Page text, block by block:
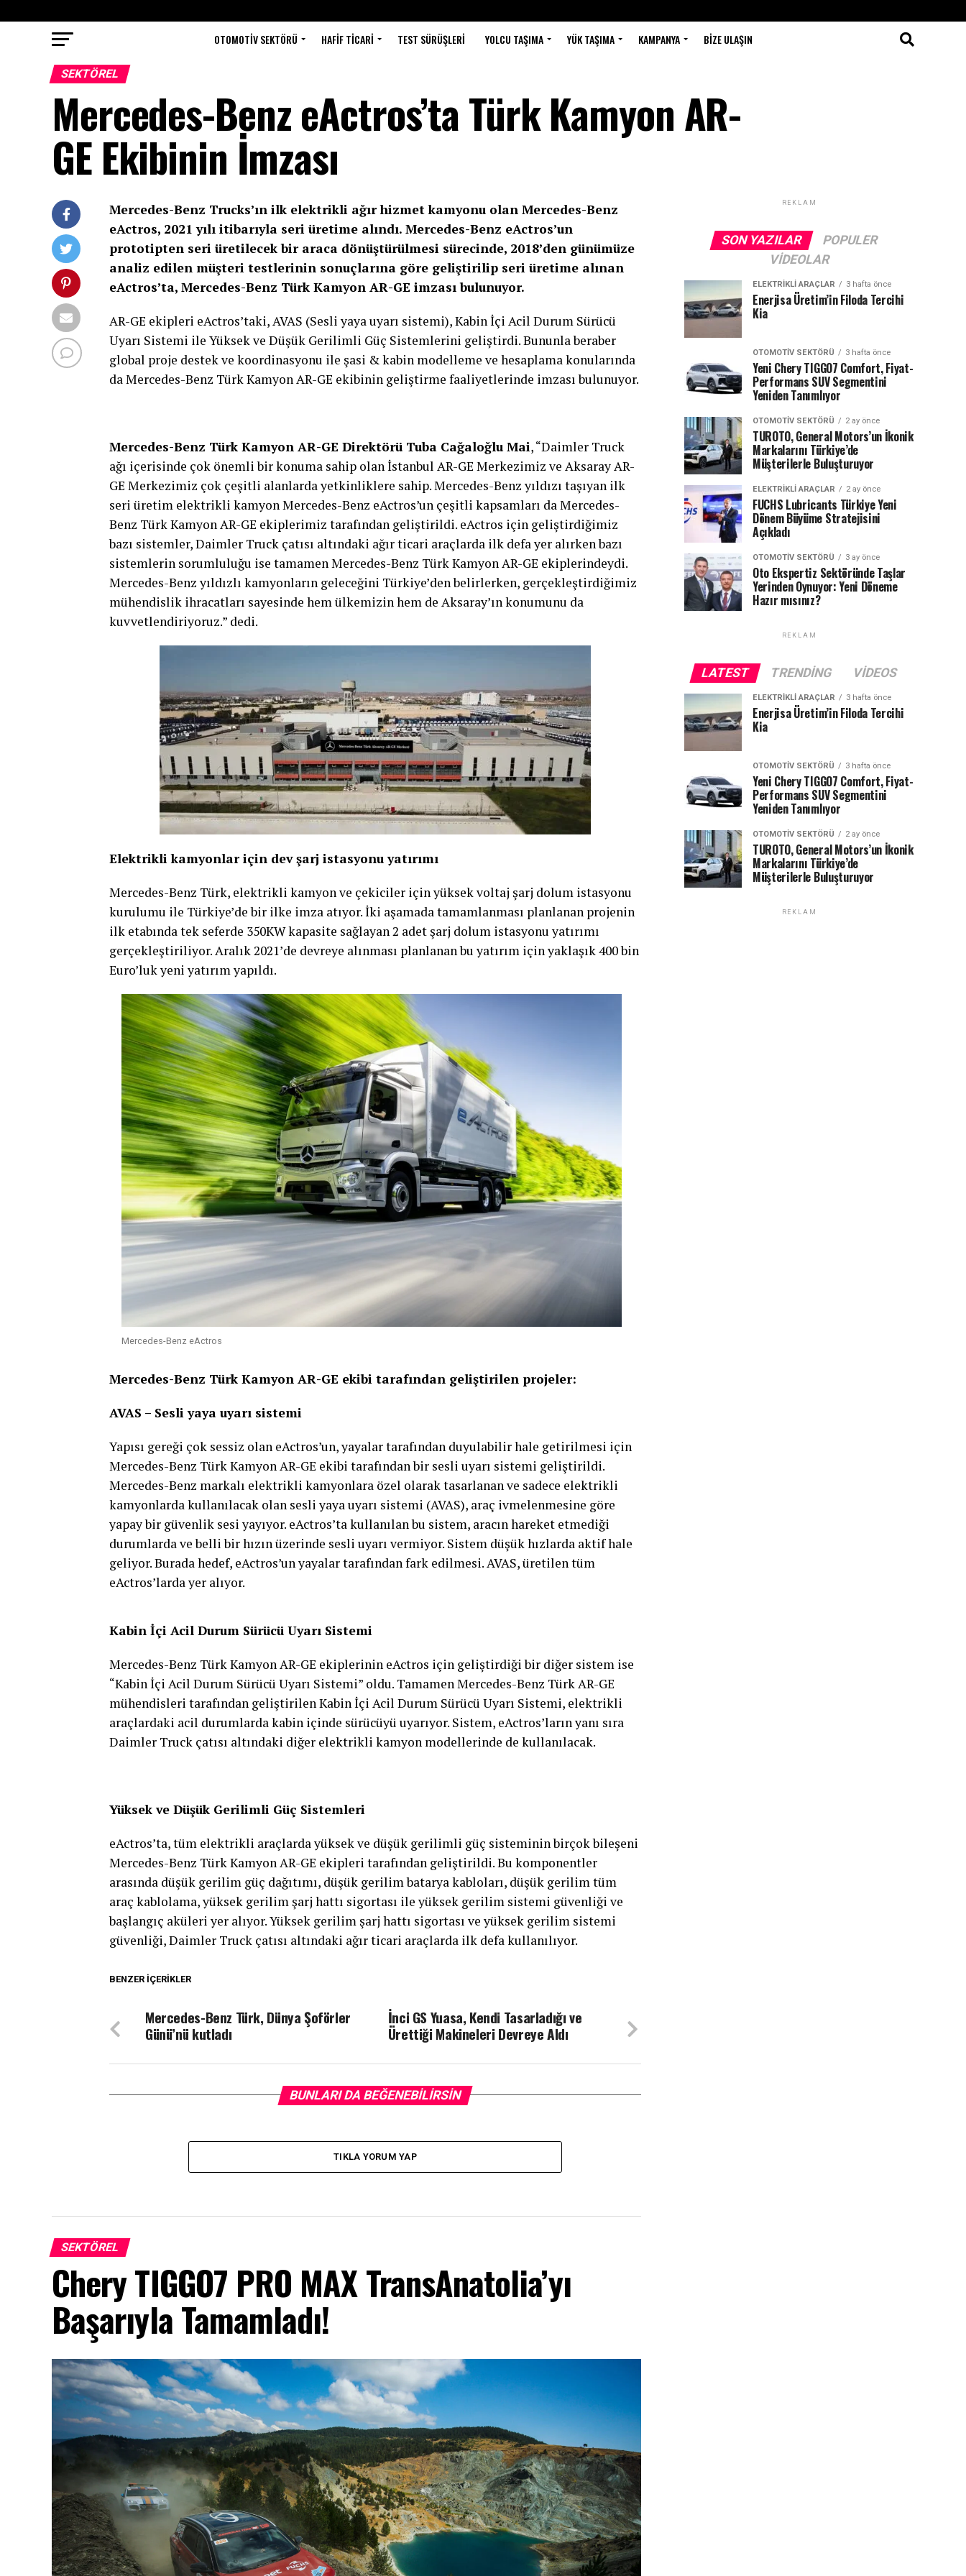
OTOMOTIV SEKTÖRÜ HAFIF TICARI TEST SÜRÜŞLERI YOLCU TAŞIMA YÜK TAŞIMA KAMPANYA BIZE ULAŞIN
SEKTÖREL
Mercedes-Benz eActros’ta Türk Kamyon AR-
GE Ekibinin İmzası
Mercedes-Benz Trucks’ın ilk elektrikli ağır hizmet kamyonu olan Mercedes-Benz
eActros, 2021 yılı itibarıyla seri üretime alındı. Mercedes-Benz eActros’un
prototipten seri üretilecek bir araca dönüştürülmesi sürecinde, 2018’den günümüze
analiz edilen müşteri testlerinin sonuçlarına göre geliştirilip seri üretime alınan
eActros’ta, Mercedes-Benz Türk Kamyon AR-GE imzası bulunuyor.
AR-GE ekipleri eActros’taki, AVAS (Sesli yaya uyarı sistemi), Kabin İçi Acil Durum Sürücü
Uyarı Sistemi ile Yüksek ve Düşük Gerilimli Güç Sistemlerini geliştirdi. Bununla beraber
global proje destek ve koordinasyonu ile şasi & kabin modelleme ve hesaplama konularında
da Mercedes-Benz Türk Kamyon AR-GE ekibinin geliştirme faaliyetlerinde imzası bulunuyor.
Mercedes-Benz Türk Kamyon AR-GE Direktörü Tuba Cağaloğlu Mai, “Daimler Truck
ağı içerisinde çok önemli bir konuma sahip olan İstanbul AR-GE Merkezimiz ve Aksaray AR-
GE Merkezimiz çok çeşitli alanlarda yetkinliklere sahip. Mercedes-Benz yıldızı taşıyan ilk
seri üretim elektrikli kamyon Mercedes-Benz eActros’un çeşitli kapsamları da Mercedes-
Benz Türk Kamyon AR-GE ekiplerimiz tarafından geliştirildi. eActros için geliştirdiğimiz
bazı sistemler, Daimler Truck çatısı altındaki ağır ticari araçlarda ilk defa yer alırken bazı
sistemlerin sorumluluğu ise tamamen Mercedes-Benz Türk Kamyon AR-GE ekiplerindeydi.
Mercedes-Benz yıldızlı kamyonların geleceğini Türkiye’den belirlerken, gerçekleştirdiğimiz
mühendislik ihracatları sayesinde hem ülkemizin hem de Aksaray’ın konumunu da
kuvvetlendiriyoruz.” dedi.
Elektrikli kamyonlar için dev şarj istasyonu yatırımı
Mercedes-Benz Türk, elektrikli kamyon ve çekiciler için yüksek voltaj şarj dolum istasyonu
kurulumu ile Türkiye’de bir ilke imza atıyor. İki aşamada tamamlanması planlanan projenin
ilk etabında tek seferde 350KW kapasite sağlayan 2 adet şarj dolum istasyonu yatırımı
gerçekleştiriliyor. Aralık 2021’de devreye alınması planlanan bu yatırım için yaklaşık 400 bin
Euro’luk yeni yatırım yapıldı.
Mercedes-Benz eActros
Mercedes-Benz Türk Kamyon AR-GE ekibi tarafından geliştirilen projeler:
AVAS – Sesli yaya uyarı sistemi
Yapısı gereği çok sessiz olan eActros’un, yayalar tarafından duyulabilir hale getirilmesi için
Mercedes-Benz Türk Kamyon AR-GE ekibi tarafından bir sesli uyarı sistemi geliştirildi.
Mercedes-Benz markalı elektrikli kamyonlara özel olarak tasarlanan ve sadece elektrikli
kamyonlarda kullanılacak olan sesli yaya uyarı sistemi (AVAS), araç ivmelenmesine göre
yapay bir güvenlik sesi yayıyor. eActros’ta kullanılan bu sistem, aracın hareket etmediği
durumlarda ve belli bir hızın üzerinde sesli uyarı vermiyor. Sistem düşük hızlarda aktif hale
geliyor. Burada hedef, eActros’un yayalar tarafından fark edilmesi. AVAS, üretilen tüm
eActros’larda yer alıyor.
Kabin İçi Acil Durum Sürücü Uyarı Sistemi
Mercedes-Benz Türk Kamyon AR-GE ekiplerinin eActros için geliştirdiği bir diğer sistem ise
“Kabin İçi Acil Durum Sürücü Uyarı Sistemi” oldu. Tamamen Mercedes-Benz Türk AR-GE
mühendisleri tarafından geliştirilen Kabin İçi Acil Durum Sürücü Uyarı Sistemi, elektrikli
araçlardaki acil durumlarda kabin içinde sürücüyü uyarıyor. Sistem, eActros’ların yanı sıra
Daimler Truck çatısı altındaki diğer elektrikli kamyon modellerinde de kullanılacak.
Yüksek ve Düşük Gerilimli Güç Sistemleri
eActros’ta, tüm elektrikli araçlarda yüksek ve düşük gerilimli güç sisteminin birçok bileşeni
Mercedes-Benz Türk Kamyon AR-GE ekipleri tarafından geliştirildi. Bu komponentler
arasında düşük gerilim güç dağıtımı, düşük gerilim batarya kabloları, düşük gerilim tüm
araç kablolama, yüksek gerilim şarj hattı sigortası ile yüksek gerilim sistemi güvenliği ve
başlangıç aküleri yer alıyor. Yüksek gerilim şarj hattı sigortası ve yüksek gerilim sistemi
güvenliği, Daimler Truck çatısı altındaki ağır ticari araçlarda ilk defa kullanılıyor.
BENZER İÇERIKLER
İnci GS Yuasa, Kendi Tasarladığı ve
Ürettiği Makineleri Devreye Aldı
Mercedes-Benz Türk, Dünya Şoförler
Günü’nü kutladı
BUNLARI DA BEĞENEBILIRSIN
TIKLA YORUM YAP
SEKTÖREL
Chery TIGGO7 PRO MAX TransAnatolia’yı
Başarıyla Tamamladı!
REKLAM
SON YAZILAR
POPULER
VIDEOLAR
ELEKTRIKLI ARAÇLAR 3 hafta önce
Enerjisa Üretim’in Filoda Tercihi
Kia
OTOMOTIV SEKTÖRÜ 3 hafta önce
Yeni Chery TIGGO7 Comfort, Fiyat-
Performans SUV Segmentini
Yeniden Tanımlıyor
OTOMOTIV SEKTÖRÜ 2 ay önce
TUROTO, General Motors’un İkonik
Markalarını Türkiye’de
Müşterilerle Buluşturuyor
ELEKTRIKLI ARAÇLAR 2 ay önce
FUCHS Lubricants Türkiye Yeni
Dönem Büyüme Stratejisini
Açıkladı
OTOMOTIV SEKTÖRÜ 3 ay önce
Oto Ekspertiz Sektöründe Taşlar
Yerinden Oynuyor: Yeni Döneme
Hazır mısınız?
REKLAM
LATEST TRENDING VIDEOS
ELEKTRIKLI ARAÇLAR 3 hafta önce
Enerjisa Üretim’in Filoda Tercihi
Kia
OTOMOTIV SEKTÖRÜ 3 hafta önce
Yeni Chery TIGGO7 Comfort, Fiyat-
Performans SUV Segmentini
Yeniden Tanımlıyor
OTOMOTIV SEKTÖRÜ 2 ay önce
TUROTO, General Motors’un İkonik
Markalarını Türkiye’de
Müşterilerle Buluşturuyor
REKLAM